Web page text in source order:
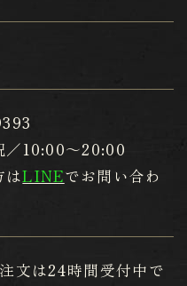
／10:00～20:00
はLINEでお問い合わ
文は24時間受付中で